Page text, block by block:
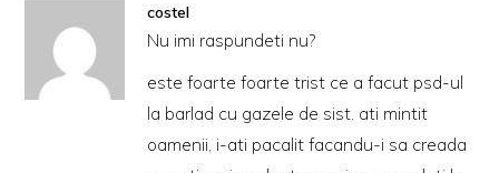
costel
Nu imi raspundeti nu?
este foarte foarte trist ce a facut psd-ul
la barlad cu gazele de sist. ati mintit
oamenii, i-ati pacalit facandu-i sa creada